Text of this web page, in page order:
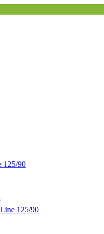
125/90
125/90